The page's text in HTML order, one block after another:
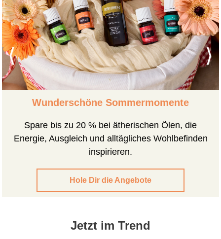
Wunderschöne Sommermomente
Spare bis zu 20 % bei ätherischen Ölen, die
Energie, Ausgleich und alltägliches Wohlbefinden
inspirieren.
Hole Dir die Angebote
Previous
Jetzt im Trend